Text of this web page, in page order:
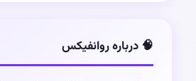
🧠 درباره روانفیکس